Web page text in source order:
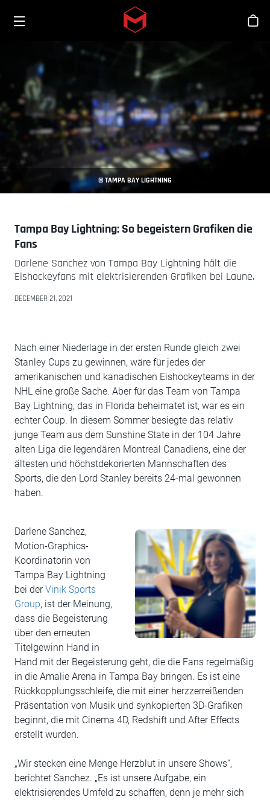
Skip to main content
© TAMPA BAY LIGHTNING
Tampa Bay Lightning: So begeistern Grafiken die
Fans
Darlene Sanchez von Tampa Bay Lightning hält die
Eishockeyfans mit elektrisierenden Grafiken bei Laune.
DECEMBER 21, 2021
Nach einer Niederlage in der ersten Runde gleich zwei
Stanley Cups zu gewinnen, wäre für jedes der
amerikanischen und kanadischen Eishockeyteams in der
NHL eine große Sache. Aber für das Team von Tampa
Bay Lightning, das in Florida beheimatet ist, war es ein
echter Coup. In diesem Sommer besiegte das relativ
junge Team aus dem Sunshine State in der 104 Jahre
alten Liga die legendären Montreal Canadiens, eine der
ältesten und höchstdekorierten Mannschaften des
Sports, die den Lord Stanley bereits 24-mal gewonnen
haben.
Darlene Sanchez,
Motion-Graphics-
Koordinatorin von
Tampa Bay Lightning
bei derVinik Sports
Group, ist der Meinung,
dass die Begeisterung
über den erneuten
Titelgewinn Hand in
Hand mit der Begeisterung geht, die die Fans regelmäßig
in die Amalie Arena in Tampa Bay bringen. Es ist eine
Rückkopplungsschleife, die mit einer herzzerreißenden
Präsentation von Musik und synkopierten 3D-Grafiken
beginnt, die mit Cinema 4D, Redshift und After Effects
erstellt wurden.
„Wir stecken eine Menge Herzblut in unsere Shows“,
berichtet Sanchez. „Es ist unsere Aufgabe, ein
elektrisierendes Umfeld zu schaffen, denn je mehr sich